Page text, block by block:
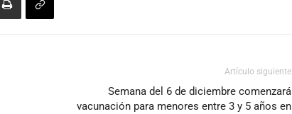
Artículo siguiente
Semana del 6 de diciembre comenzará
vacunación para menores entre 3 y 5 años en